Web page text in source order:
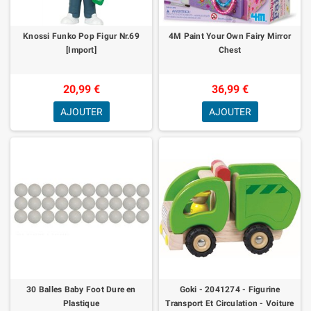
Knossi Funko Pop Figur Nr.69
[Import]
20,99 €
AJOUTER
4M Paint Your Own Fairy Mirror
Chest
36,99 €
AJOUTER
30 Balles Baby Foot Dure en
Plastique
Goki - 2041274 - Figurine
Transport Et Circulation - Voiture